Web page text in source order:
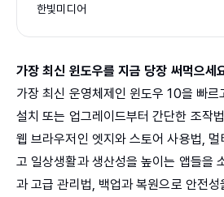
한빛미디어
가장 최신 윈도우를 지금 당장 써먹으세
가장 최신 운영체제인 윈도우 10을 빠르
설치 또는 업그레이드부터 간단한 조작
웹 브라우저인 엣지와 스토어 사용법,
고 일상생활과 생산성을 높이는 앱들을
과 고급 관리법, 백업과 복원으로 안전